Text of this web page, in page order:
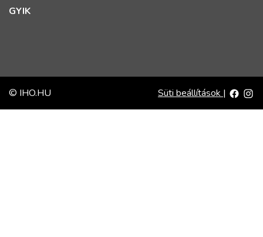
GYIK
© IHO.HU Süti beállítások |